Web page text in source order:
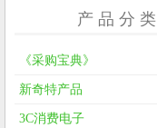
产 品 分 类
《采购宝典》
新奇特产品
3C消费电子